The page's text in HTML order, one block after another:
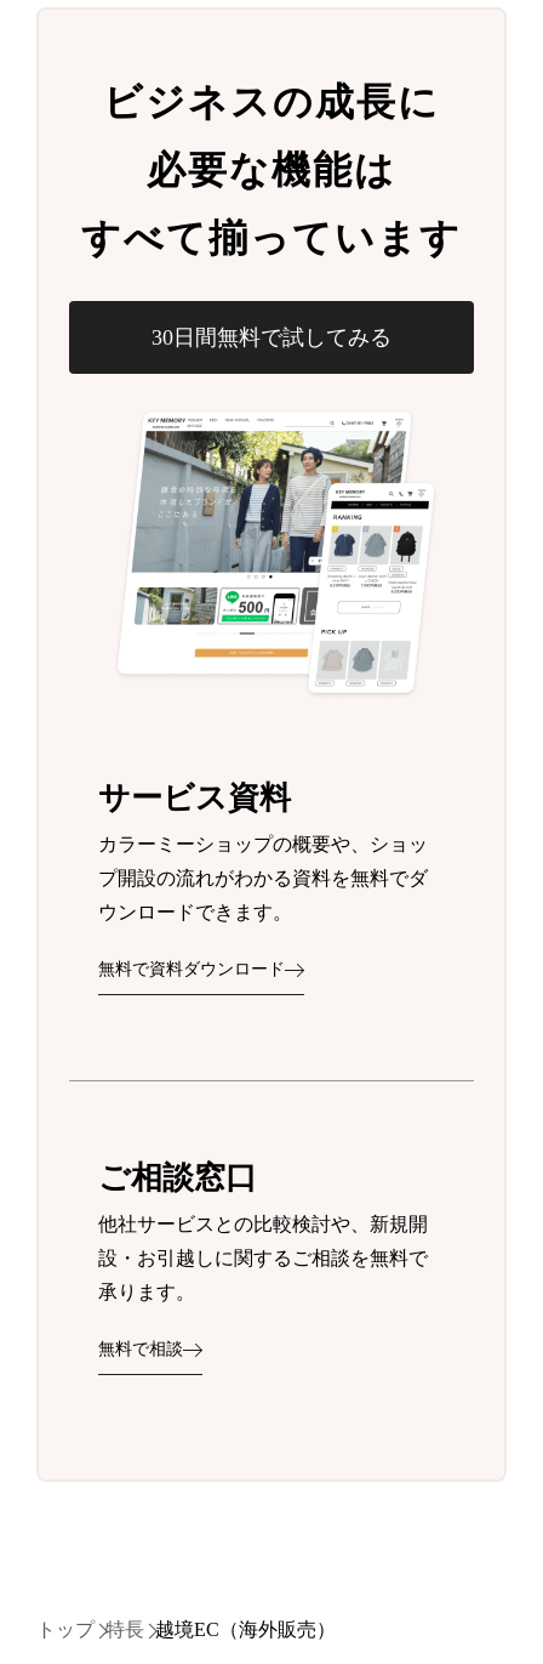
ビジネスの成長に
必要な機能は
すべて揃っています
30日間無料で試してみる
サービス資料
カラーミーショップの概要や、ショッ
プ開設の流れがわかる資料を無料でダ
ウンロードできます。
無料で資料ダウンロード
ご相談窓口
他社サービスとの比較検討や、新規開
設・お引越しに関するご相談を無料で
承ります。
無料で相談
トップ 特長 越境EC（海外販売）